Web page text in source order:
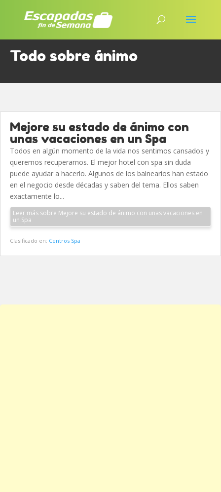
Todo sobre ánimo
Mejore su estado de ánimo con
unas vacaciones en un Spa
Todos en algún momento de la vida nos sentimos cansados y
queremos recuperarnos. El mejor hotel con spa sin duda
puede ayudar a hacerlo. Algunos de los balnearios han estado
en el negocio desde décadas y saben del tema. Ellos saben
exactamente lo...
Leer más sobre Mejore su estado de ánimo con unas vacaciones en
un Spa
Clasificado en: Centros Spa